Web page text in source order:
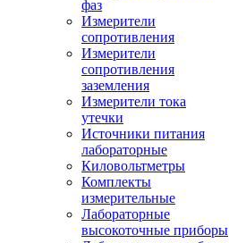
фаз
Измерители
сопротивления
Измерители
сопротивления
заземления
Измерители тока
утечки
Источники питания
лабораторные
Киловольтметры
Комплекты
измерительные
Лабораторные
высокоточные приборы